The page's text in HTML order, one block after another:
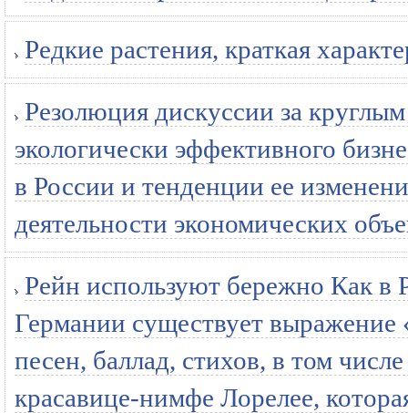
Редкие растения, краткая
Резолюция дискуссии за
экологически эффективного
в России и тенденции ее
деятельности экономических
Рейн используют бережно Как в
Германии существует
песен, баллад, стихов, в том
красавице-нимфе Лорелее,